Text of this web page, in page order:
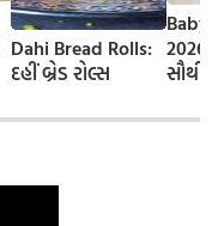
Dahi Bread Rolls:
દહીં બ્રેડ રોલ્સ
Baby